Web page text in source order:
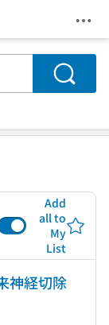
Search
Add
all to
My
List
神経切除